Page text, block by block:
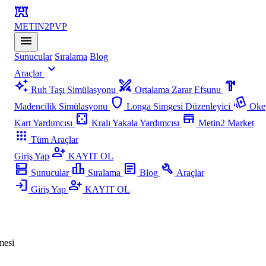
fort
METIN2PVP
menu
Sunucular Sıralama Blog
Araçlar expand_more
auto_awesome Ruh Taşı Simülasyonu swords Ortalama Zarar Efsunu hardware
Madencilik Simülasyonu shield Longa Simgesi Düzenleyici playing_cards
Kart Yardımcısı casino Kralı Yakala Yardımcısı store Metin2 Market
apps Tüm Araçlar
Giriş Yap person_add KAYIT OL
dns Sunucular leaderboard Sıralama article Blog build Araçlar
login Giriş Yap person_add KAYIT OL